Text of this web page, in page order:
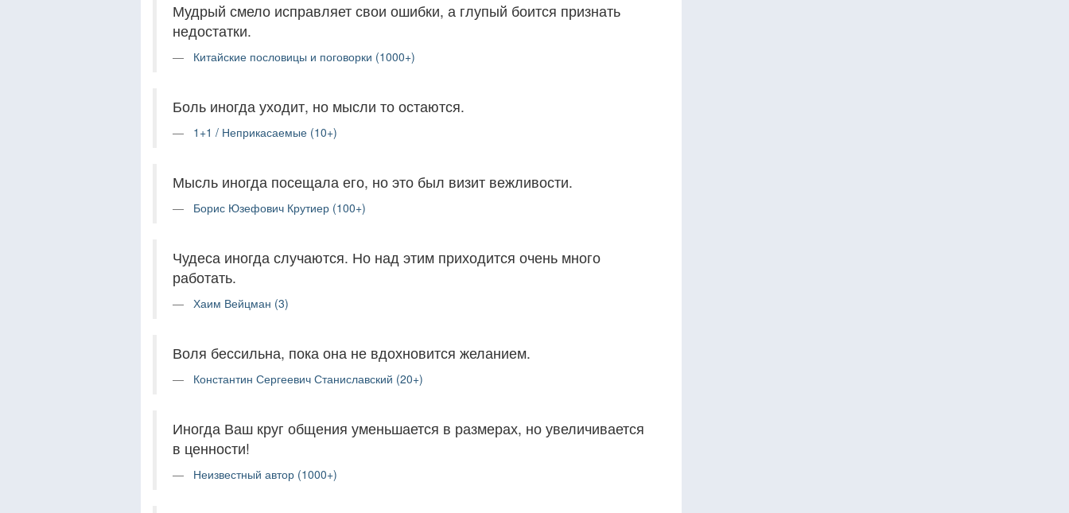
Мудрый смело исправляет свои ошибки, а глупый боится признать
недостатки.
Китайские пословицы и поговорки (1000+)
Боль иногда уходит, но мысли то остаются.
1+1 / Неприкасаемые (10+)
Мысль иногда посещала его, но это был визит вежливости.
Борис Юзефович Крутиер (100+)
Чудеса иногда случаются. Но над этим приходится очень много
работать.
Хаим Вейцман (3)
Воля бессильна, пока она не вдохновится желанием.
Константин Сергеевич Станиславский (20+)
Иногда Ваш круг общения уменьшается в размерах, но увеличивается
в ценности!
Неизвестный автор (1000+)